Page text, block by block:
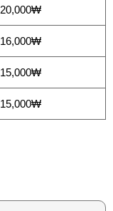
20,000₩
16,000₩
15,000₩
15,000₩